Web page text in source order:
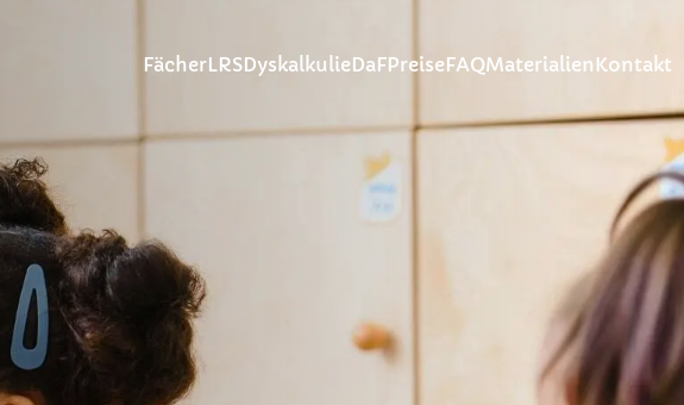
FächerLRSDyskalkulieDaFPreiseFAQMaterialien Kontakt